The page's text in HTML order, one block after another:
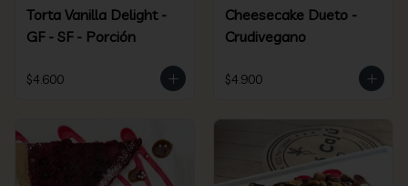
Torta Vanilla Delight -
GF - SF - Porción
$4.600
Cheesecake Dueto -
Crudivegano
$4.900